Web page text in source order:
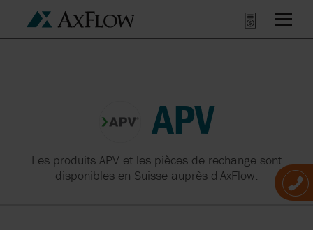
APV
Les produits APV et les pièces de rechange sont
disponibles en Suisse auprès d'AxFlow.